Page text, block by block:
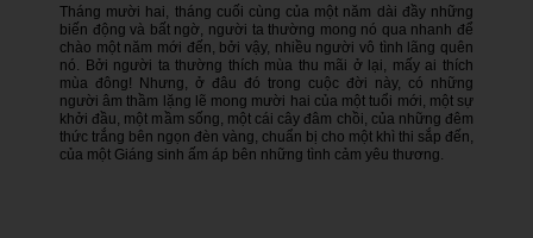
Tháng mười hai, tháng cuối cùng của một năm dài đầy những
biến động và bất ngờ, người ta thường mong nó qua nhanh để
chào một năm mới đến, bởi vậy, nhiều người vô tình lãng quên
nó. Bởi người ta thường thích mùa thu mãi ở lại, mấy ai thích
mùa đông! Nhưng, ở đâu đó trong cuộc đời này, có những
người âm thầm lặng lẽ mong mười hai của một tuổi mới, một sự
khởi đầu, một mầm sống, một cái cây đâm chồi, của những đêm
thức trắng bên ngọn đèn vàng, chuẩn bị cho một khì thi sắp đến,
của một Giáng sinh ấm áp bên những tình cảm yêu thương.